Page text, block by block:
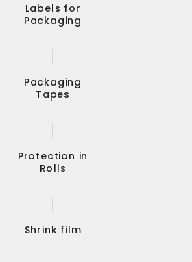
Labels for
Packaging
Packaging
Tapes
Protection in
Rolls
Shrink film